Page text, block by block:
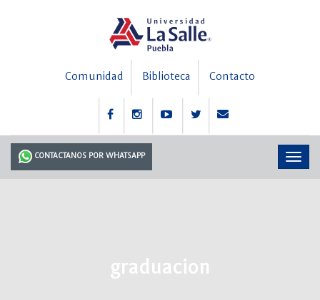
Comunidad Biblioteca Contacto
CONTACTANOS POR WHATSAPP
graduacion